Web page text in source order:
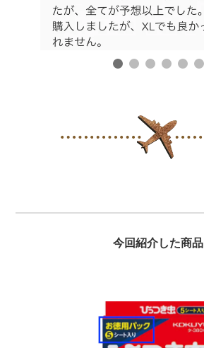
今回紹介した商品